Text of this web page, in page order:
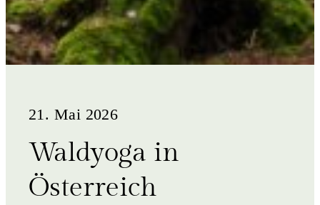
21. Mai 2026
Waldyoga in
Österreich